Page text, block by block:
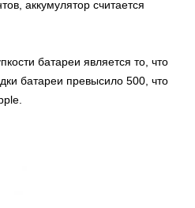
аккумулятор считается
батареи является то, что
батареи превысило 500, что